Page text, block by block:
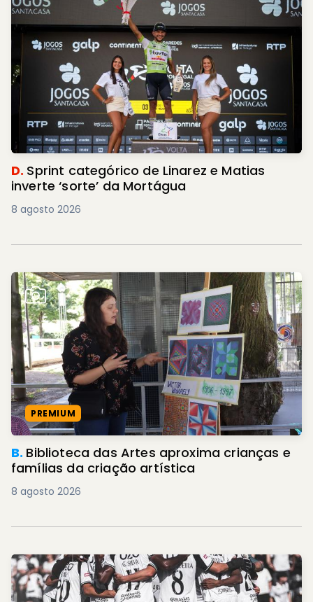
D. Sprint categórico de Linarez e Matias
inverte ‘sorte’ da Mortágua
8 agosto 2026
PREMIUM
B. Biblioteca das Artes aproxima crianças e
famílias da criação artística
8 agosto 2026